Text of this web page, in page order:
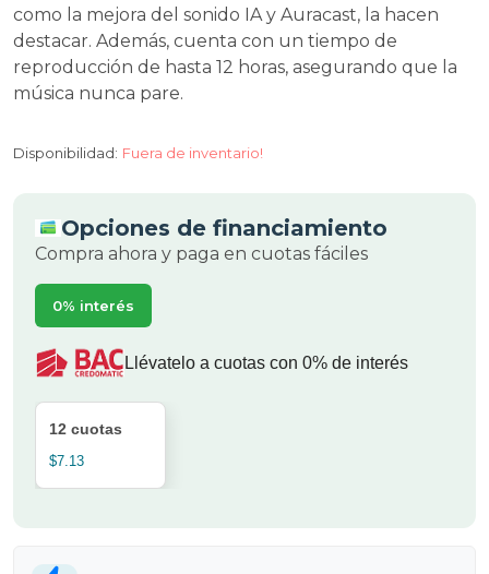
como la mejora del sonido IA y Auracast, la hacen
destacar. Además, cuenta con un tiempo de
reproducción de hasta 12 horas, asegurando que la
música nunca pare.
Disponibilidad: Fuera de inventario!
Opciones de financiamiento
Compra ahora y paga en cuotas fáciles
0% interés
Llévatelo a cuotas con 0% de interés
12 cuotas
$7.13